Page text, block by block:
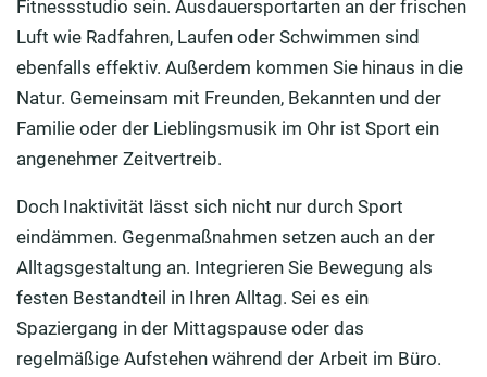
Fitnessstudio sein. Ausdauersportarten an der frischen
Luft wie Radfahren, Laufen oder Schwimmen sind
ebenfalls effektiv. Außerdem kommen Sie hinaus in die
Natur. Gemeinsam mit Freunden, Bekannten und der
Familie oder der Lieblingsmusik im Ohr ist Sport ein
angenehmer Zeitvertreib.
Doch Inaktivität lässt sich nicht nur durch Sport
eindämmen. Gegenmaßnahmen setzen auch an der
Alltagsgestaltung an. Integrieren Sie Bewegung als
festen Bestandteil in Ihren Alltag. Sei es ein
Spaziergang in der Mittagspause oder das
regelmäßige Aufstehen während der Arbeit im Büro.